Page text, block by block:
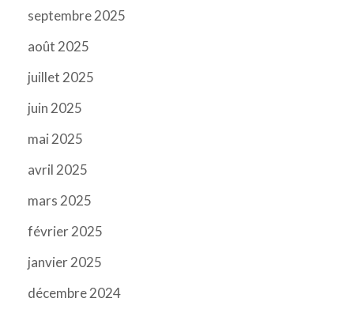
septembre 2025
août 2025
juillet 2025
juin 2025
mai 2025
avril 2025
mars 2025
février 2025
janvier 2025
décembre 2024